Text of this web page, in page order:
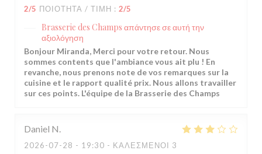
2/5 ΠΟΙΌΤΗΤΑ / ΤΙΜΉ : 2/5
Brasserie des Champs απάντησε σε αυτή την
αξιολόγηση
Bonjour Miranda, Merci pour votre retour. Nous
sommes contents que l'ambiance vous ait plu ! En
revanche, nous prenons note de vos remarques sur la
cuisine et le rapport qualité prix. Nous allons travailler
sur ces points. L'équipe de la Brasserie des Champs
Daniel N
2026-07-28 - 19:30 - ΚΑΛΕΣΜΈΝΟΙ 3